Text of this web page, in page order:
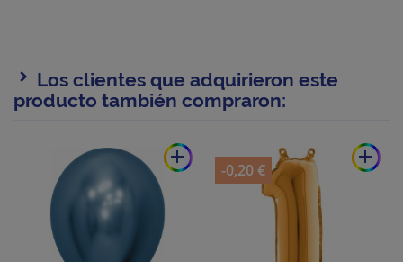
Los clientes que adquirieron este
producto también compraron:
add add
-0,20 €